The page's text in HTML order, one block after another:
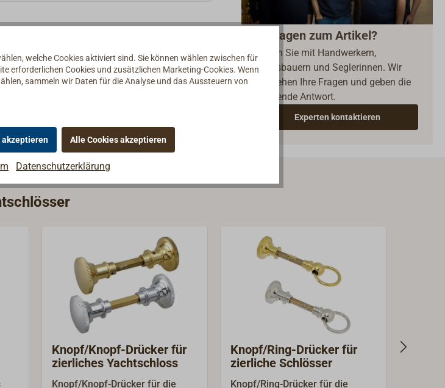
Fragen zum Artikel?
Reden Sie mit Handwerkern,
Bootsbauern und Seglerinnen. Wir
verstehen Ihre Fragen und geben die
passende Antwort.
Experten kontaktieren
Knopf/Knopf-Drücker für
zierliches Yachtschloss
Knopf/Knopf-Drücker für die
Knopf/Ring-Drücker für
zierliche Schlösser
Knopf/Ring-Drücker für die
welche Cookies aktiviert sind. Sie können wählen zwischen für
erforderlichen Cookies und zusätzlichen Marketing-Cookies. Wenn
sammeln wir Daten für die Analyse und das Aussteuern von
akzeptieren Alle Cookies akzeptieren
Datenschutzerklärung